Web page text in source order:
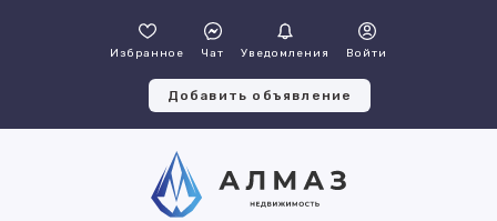
Избранное Чат Уведомления Войти
Добавить объявление